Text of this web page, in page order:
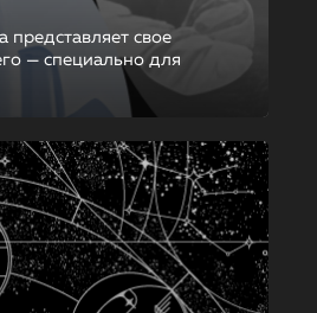
представляет свое
— специально для